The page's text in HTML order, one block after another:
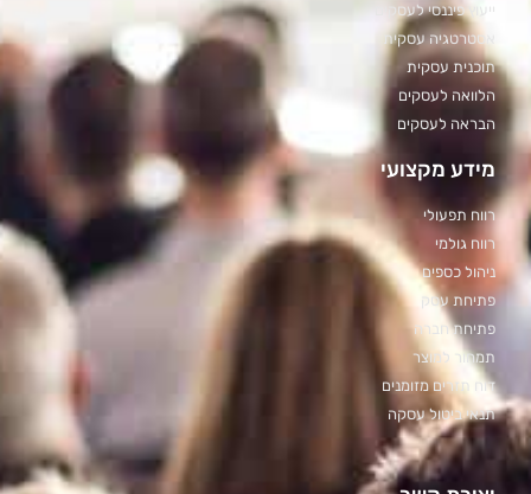
ייעוץ פיננסי לעסקים
אסטרטגיה עסקית
תוכנית עסקית
הלוואה לעסקים
הבראה לעסקים
מידע מקצועי
רווח תפעולי
רווח גולמי
ניהול כספים
פתיחת עסק
פתיחת חברה
תמחור למוצר
דוח תזרים מזומנים
תנאי ביטול עסקה